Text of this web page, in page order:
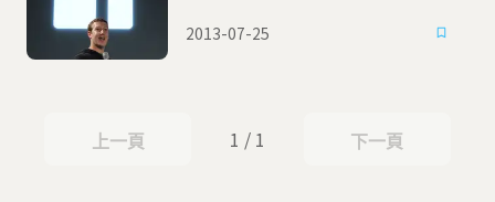
2013-07-25
上一頁
上一頁 1 / 1 下一頁
下一頁